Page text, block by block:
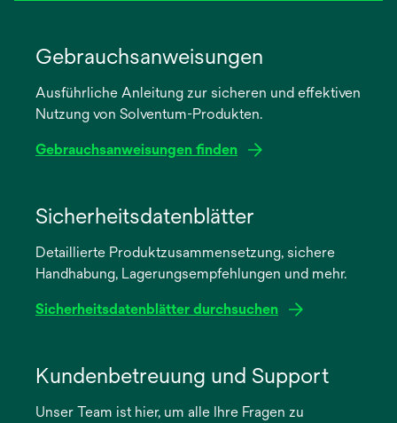
Gebrauchsanweisungen
Ausführliche Anleitung zur sicheren und effektiven
Nutzung von Solventum-Produkten.
Gebrauchsanweisungen finden
neuen
Registerkarte
Sicherheitsdatenblätter
Detaillierte Produktzusammensetzung, sichere
Handhabung, Lagerungsempfehlungen und mehr.
Sicherheitsdatenblätter durchsuchen
neuen
Kundenbetreuung und Support
Unser Team ist hier, um alle Ihre Fragen zu